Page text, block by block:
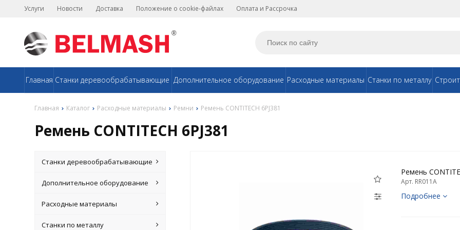
Услуги Новости Доставка Положение о cookie-файлах Оплата и Рассрочка
Главная Станки деревообрабатывающие Дополнительное оборудование Расходные материалы Станки по металлу
Главная Каталог Расходные материалы Ремни Ремень CONTITECH 6PJ381
Ремень CONTITECH 6PJ381
Станки деревообрабатывающие
Дополнительное оборудование
Расходные материалы
Станки по металлу
Ремень
Арт. RR011A
Подробнее